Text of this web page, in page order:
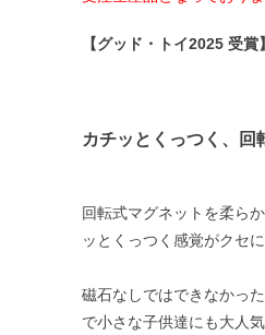
【グッド・トイ2025 受賞】
カチッとくっつく、回
回転式マグネットを柔ら
ッとくっつく感覚がクセに
磁石なしではできなかっ
で小さな子供達にも大人